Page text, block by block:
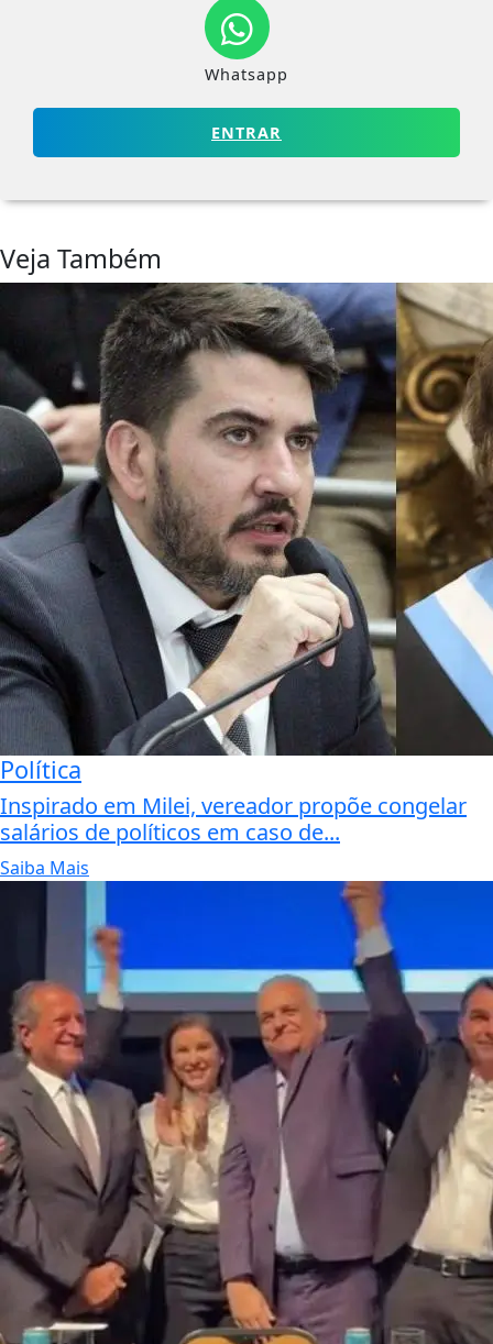
Whatsapp
ENTRAR
Veja Também
Política
Inspirado em Milei, vereador propõe congelar
salários de políticos em caso de...
Saiba Mais